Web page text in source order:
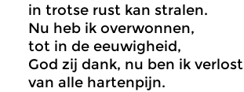
in trotse rust kan stralen.
Nu heb ik overwonnen,
tot in de eeuwigheid,
God zij dank, nu ben ik verlost
van alle hartenpijn.